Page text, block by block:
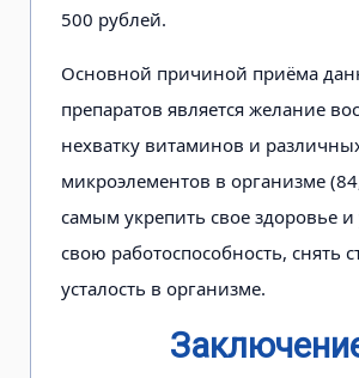
500 рублей.
Основной причиной приёма
препаратов является желание
нехватку витаминов и
микроэлементов в организме
самым укрепить свое здоровье
свою работоспособность, снять
усталость в организме.